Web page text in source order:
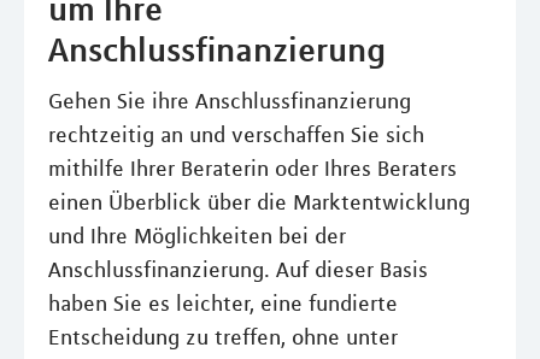
um Ihre
Anschlussfinanzierung
Gehen Sie ihre Anschlussfinanzierung
rechtzeitig an und verschaffen Sie sich
mithilfe Ihrer Beraterin oder Ihres Beraters
einen Überblick über die Marktentwicklung
und Ihre Möglichkeiten bei der
Anschlussfinanzierung. Auf dieser Basis
haben Sie es leichter, eine fundierte
Entscheidung zu treffen, ohne unter